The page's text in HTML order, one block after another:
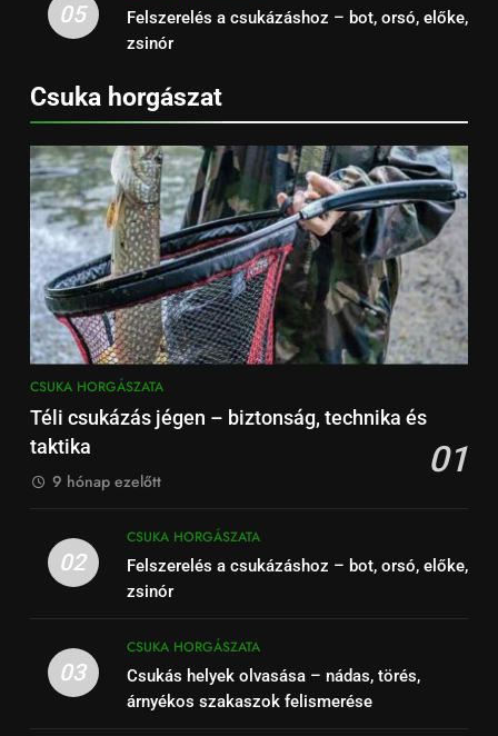
05
Felszerelés a csukázáshoz – bot, orsó, előke,
zsinór
Csuka horgászat
CSUKA HORGÁSZATA
Téli csukázás jégen – biztonság, technika és
taktika
01
9 hónap ezelőtt
02
CSUKA HORGÁSZATA
Felszerelés a csukázáshoz – bot, orsó, előke,
zsinór
03
CSUKA HORGÁSZATA
Csukás helyek olvasása – nádas, törés,
árnyékos szakaszok felismerése